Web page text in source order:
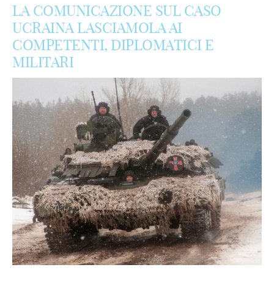
LA COMUNICAZIONE SUL CASO
UCRAINA LASCIAMOLA AI
COMPETENTI, DIPLOMATICI E
MILITARI